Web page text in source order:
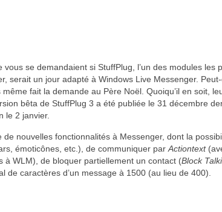
vous se demandaient si StuffPlug, l’un des modules les
serait un jour adapté à Windows Live Messenger.
fait la demande au Père Noël. Quoiqu’il en soit,
bêta de StuffPlug 3 a été publiée le 31 décembre
le 2 janvier.
de nouvelles fonctionnalités à Messenger, dont la
émoticônes, etc.), de communiquer par Actiontext
à WLM), de bloquer partiellement un contact (Block
de caractères d’un message à 1500 (au lieu de 400).